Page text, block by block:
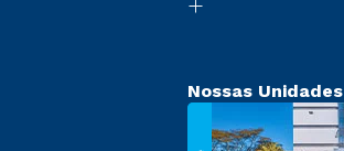
Nossas Unidades